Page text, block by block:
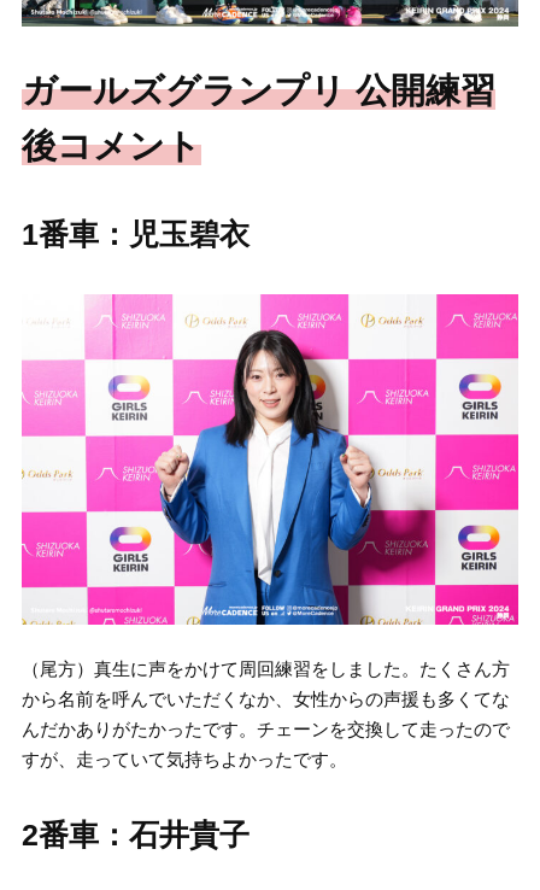
ガールズグランプリ 公開練習
後コメント
1番車：児玉碧衣
（尾方）真生に声をかけて周回練習をしました。たくさん方
から名前を呼んでいただくなか、女性からの声援も多くてな
んだかありがたかったです。チェーンを交換して走ったので
すが、走っていて気持ちよかったです。
2番車：石井貴子